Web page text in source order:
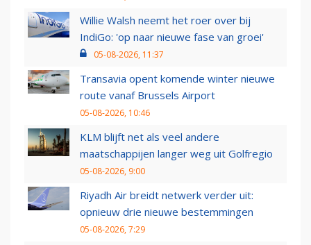
Willie Walsh neemt het roer over bij
IndiGo: 'op naar nieuwe fase van groei'
05-08-2026, 11:37
Transavia opent komende winter nieuwe
route vanaf Brussels Airport
05-08-2026, 10:46
KLM blijft net als veel andere
maatschappijen langer weg uit Golfregio
05-08-2026, 9:00
Riyadh Air breidt netwerk verder uit:
opnieuw drie nieuwe bestemmingen
05-08-2026, 7:29